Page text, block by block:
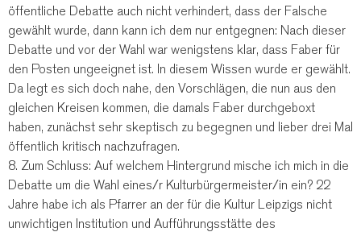
öffentliche Debatte auch nicht verhindert, dass der Falsche
gewählt wurde, dann kann ich dem nur entgegnen: Nach dieser
Debatte und vor der Wahl war wenigstens klar, dass Faber für
den Posten ungeeignet ist. In diesem Wissen wurde er gewählt.
Da legt es sich doch nahe, den Vorschlägen, die nun aus den
gleichen Kreisen kommen, die damals Faber durchgeboxt
haben, zunächst sehr skeptisch zu begegnen und lieber drei Mal
öffentlich kritisch nachzufragen.
8. Zum Schluss: Auf welchem Hintergrund mische ich mich in die
Debatte um die Wahl eines/r Kulturbürgermeister/in ein? 22
Jahre habe ich als Pfarrer an der für die Kultur Leipzigs nicht
unwichtigen Institution und Aufführungsstätte des